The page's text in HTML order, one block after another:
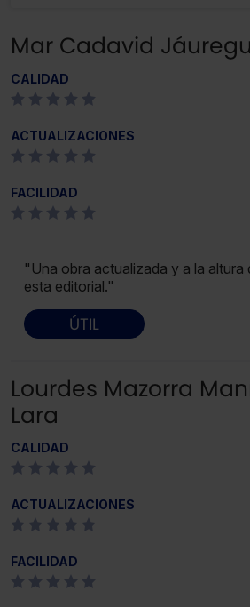
Mar Cadavid
CALIDAD
ACTUALIZACIONES
FACILIDAD
"Una obra actualizada y a la altura
esta editorial."
ÚTIL
Lourdes Mazorra
Lara
CALIDAD
ACTUALIZACIONES
FACILIDAD